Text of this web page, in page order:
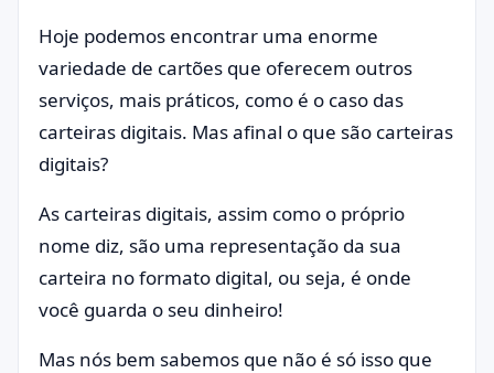
Hoje podemos encontrar uma enorme
variedade de cartões que oferecem outros
serviços, mais práticos, como é o caso das
carteiras digitais. Mas afinal o que são carteiras
digitais?
As carteiras digitais, assim como o próprio
nome diz, são uma representação da sua
carteira no formato digital, ou seja, é onde
você guarda o seu dinheiro!
Mas nós bem sabemos que não é só isso que